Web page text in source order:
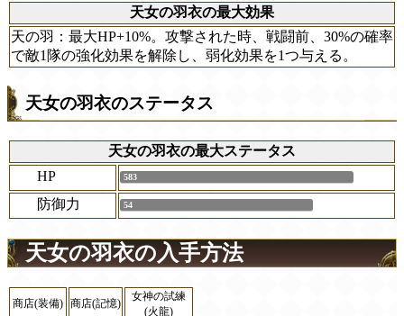
天女の羽衣の最大効果
天の羽：最大HP+10%。攻撃された時、戦闘前、30%の確率
で敵1隊の強化効果を解除し、弱化効果を1つ与える。
天女の羽衣のステータス
天女の羽衣の最大ステータス
HP
583
防御力 54
天女の羽衣の入手方法
商店(装備) 商店(記憶)
女神の試練
(火龍)